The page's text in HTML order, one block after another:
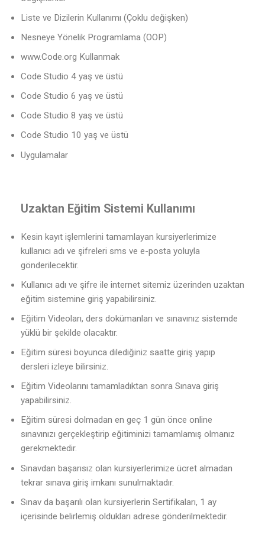
Liste ve Dizilerin Kullanımı (Çoklu değişken)
Nesneye Yönelik Programlama (OOP)
www.Code.org Kullanmak
Code Studio 4 yaş ve üstü
Code Studio 6 yaş ve üstü
Code Studio 8 yaş ve üstü
Code Studio 10 yaş ve üstü
Uygulamalar
Uzaktan Eğitim Sistemi Kullanımı
Kesin kayıt işlemlerini tamamlayan kursiyerlerimize
kullanıcı adı ve şifreleri sms ve e-posta yoluyla
gönderilecektir.
Kullanıcı adı ve şifre ile internet sitemiz üzerinden uzaktan
eğitim sistemine giriş yapabilirsiniz.
Eğitim Videoları, ders dokümanları ve sınavınız sistemde
yüklü bir şekilde olacaktır.
Eğitim süresi boyunca dilediğiniz saatte giriş yapıp
dersleri izleye bilirsiniz.
Eğitim Videolarını tamamladıktan sonra Sınava giriş
yapabilirsiniz.
Eğitim süresi dolmadan en geç 1 gün önce online
sınavınızı gerçekleştirip eğitiminizi tamamlamış olmanız
gerekmektedir.
Sınavdan başarısız olan kursiyerlerimize ücret almadan
tekrar sınava giriş imkanı sunulmaktadır.
Sınav da başarılı olan kursiyerlerin Sertifikaları, 1 ay
içerisinde belirlemiş oldukları adrese gönderilmektedir.